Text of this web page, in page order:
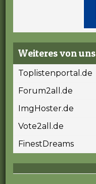
Weiteres von uns
Toplistenportal.de
Forum2all.de
ImgHoster.de
Vote2all.de
FinestDreams